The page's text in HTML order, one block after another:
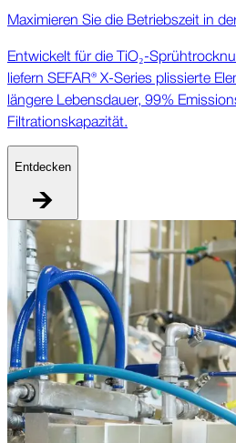
Maxi­mieren Sie die Betriebs­zeit in
Ent­wickelt für die TiO₂-
liefern SEFAR® X-Series plissierte
längere Lebens­dauer, 99%
Filtrations­kapazität.
Ent­decken